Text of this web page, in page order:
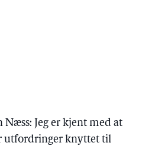
Næss: Jeg er kjent med at
utfordringer knyttet til